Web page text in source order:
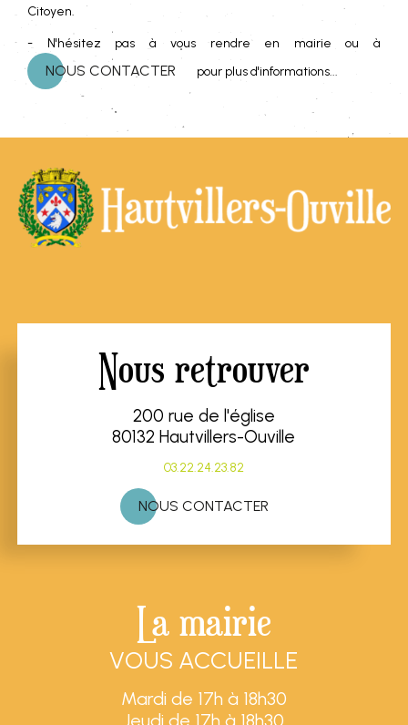
Citoyen.
- N'hésitez pas à vous rendre en mairie ou à
NOUS CONTACTER pour plus d'informations...
Nous retrouver
200 rue de l'église
80132 Hautvillers-Ouville
03.22.24.23.82
NOUS CONTACTER
La mairie
VOUS ACCUEILLE
Mardi de 17h à 18h30
Jeudi de 17h à 18h30